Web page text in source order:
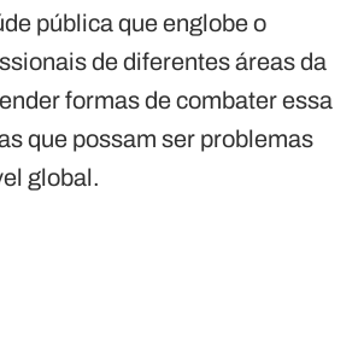
pública que englobe o
de diferentes áreas da
formas de combater essa
que possam ser problemas
global.